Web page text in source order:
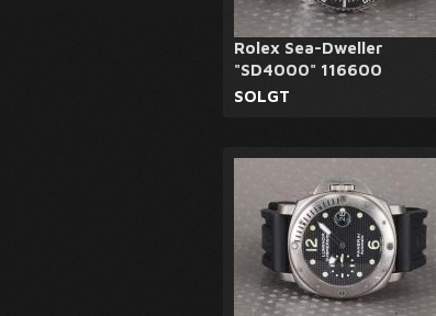
Rolex Sea-Dweller
"SD4000" 116600
SOLGT